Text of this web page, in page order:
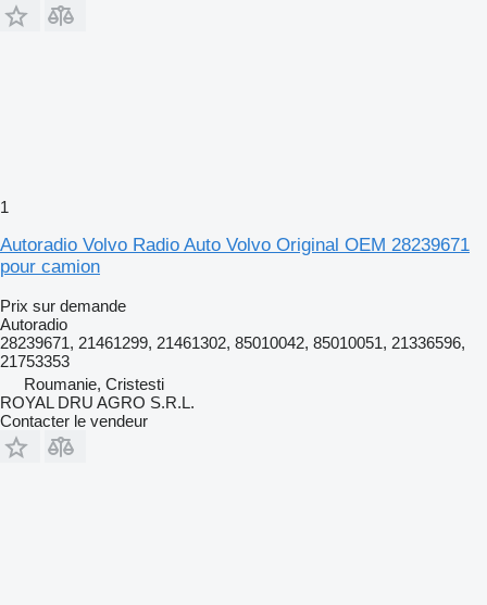
1
Autoradio Volvo Radio Auto Volvo Original OEM 28239671
pour camion
Prix sur demande
Autoradio
28239671, 21461299, 21461302, 85010042, 85010051, 21336596,
21753353
Roumanie, Cristesti
ROYAL DRU AGRO S.R.L.
Contacter le vendeur